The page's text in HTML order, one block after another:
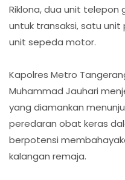
Riklona, dua unit telepon
untuk transaksi, satu
unit sepeda motor.
Kapolres Metro
Muhammad Jauhari
yang diamankan
peredaran obat keras
berpotensi
kalangan remaja.